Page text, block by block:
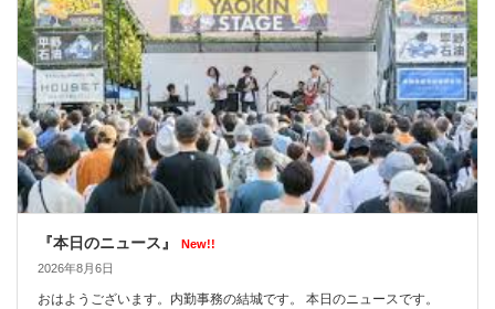
『本日のニュース』
New!!
2026年8月6日
おはようございます。内勤事務の結城です。 本日のニュースです。